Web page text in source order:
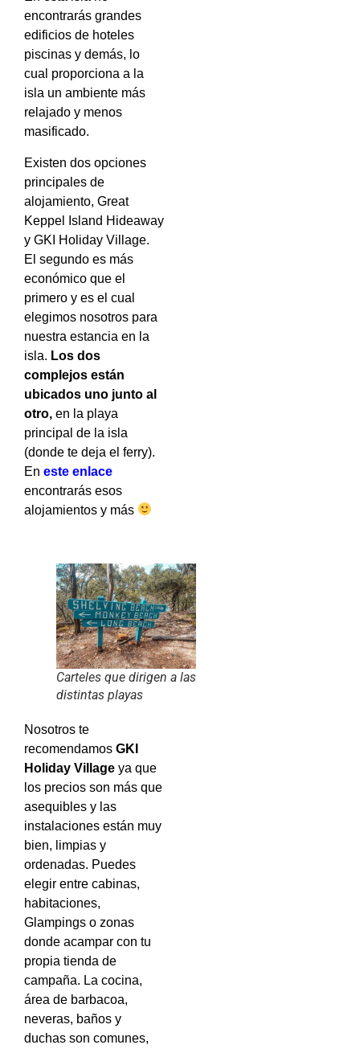
encontrarás grandes
edificios de hoteles
piscinas y demás, lo
cual proporciona a la
isla un ambiente más
relajado y menos
masificado.
Existen dos opciones
principales de
alojamiento, Great
Keppel Island Hideaway
y GKI Holiday Village.
El segundo es más
económico que el
primero y es el cual
elegimos nosotros para
nuestra estancia en la
isla. Los dos
complejos están
ubicados uno junto al
otro, en la playa
principal de la isla
(donde te deja el ferry).
En este enlace
encontrarás esos
alojamientos y más
Carteles que dirigen a las
distintas playas
Nosotros te
recomendamos GKI
Holiday Village ya que
los precios son más que
asequibles y las
instalaciones están muy
bien, limpias y
ordenadas. Puedes
elegir entre cabinas,
habitaciones,
Glampings o zonas
donde acampar con tu
propia tienda de
campaña. La cocina,
área de barbacoa,
neveras, baños y
duchas son comunes,